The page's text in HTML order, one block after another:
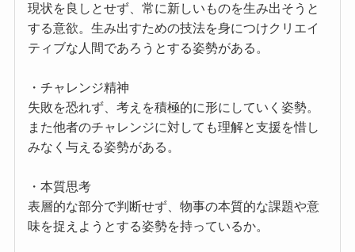
現状を良しとせず、常に新しいものを生み出そうと
する意欲。生み出すための技法を身につけクリエイ
ティブな人間であろうとする姿勢がある。
・チャレンジ精神
失敗を恐れず、考えを積極的に形にしていく姿勢。
また他者のチャレンジに対しても理解と支援を惜し
みなく与える姿勢がある。
・本質思考
表層的な部分で判断せず、物事の本質的な課題や意
味を捉えようとする姿勢を持っているか。